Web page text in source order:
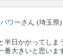
ワーさん (埼玉県)
半日かかってしま
大きいと思いま